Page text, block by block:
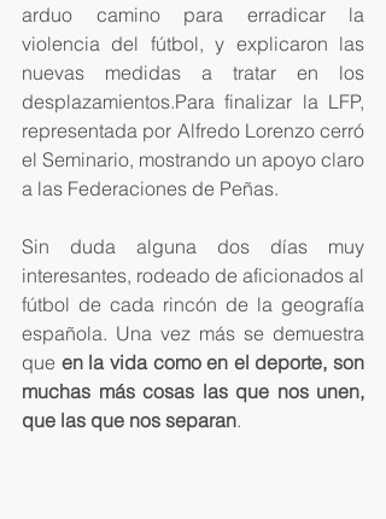
arduo camino para erradicar la
violencia del fútbol, y explicaron las
nuevas medidas a tratar en los
desplazamientos.Para finalizar la LFP,
representada por Alfredo Lorenzo cerró
el Seminario, mostrando un apoyo claro
a las Federaciones de Peñas.
Sin duda alguna dos días muy
interesantes, rodeado de aficionados al
fútbol de cada rincón de la geografía
española. Una vez más se demuestra
que en la vida como en el deporte, son
muchas más cosas las que nos unen,
que las que nos separan.